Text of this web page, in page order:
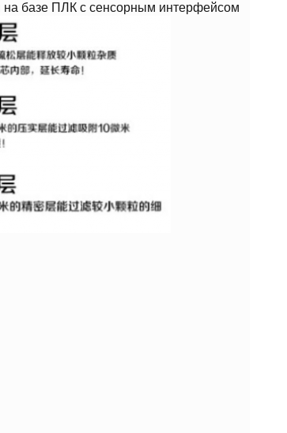
на базе ПЛК с сенсорным интерфейсом